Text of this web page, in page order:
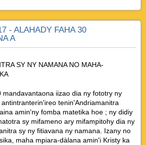
- ALAHADY FAHA 30
A
SY NY NAMANA NO MAHA-
mandavantaona iizao dia ny fototry ny
tenin'Andriamanitra
amin'ny fomba matetika hoe ; ny didiy
sy mifameno ary mifampitohy dia ny
sy ny fitiavana ny namana. Izany no
maha mpiara-dàlana amin'i Kristy ka